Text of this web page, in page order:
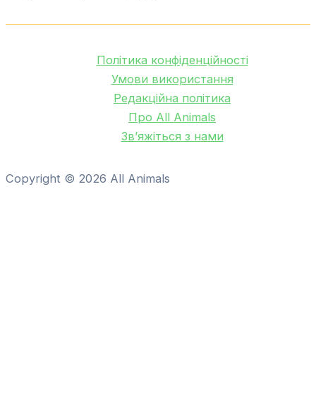
Політика конфіденційності
Умови використання
Редакційна політика
Про All Animals
Зв’яжіться з нами
Copyright © 2026 All Animals